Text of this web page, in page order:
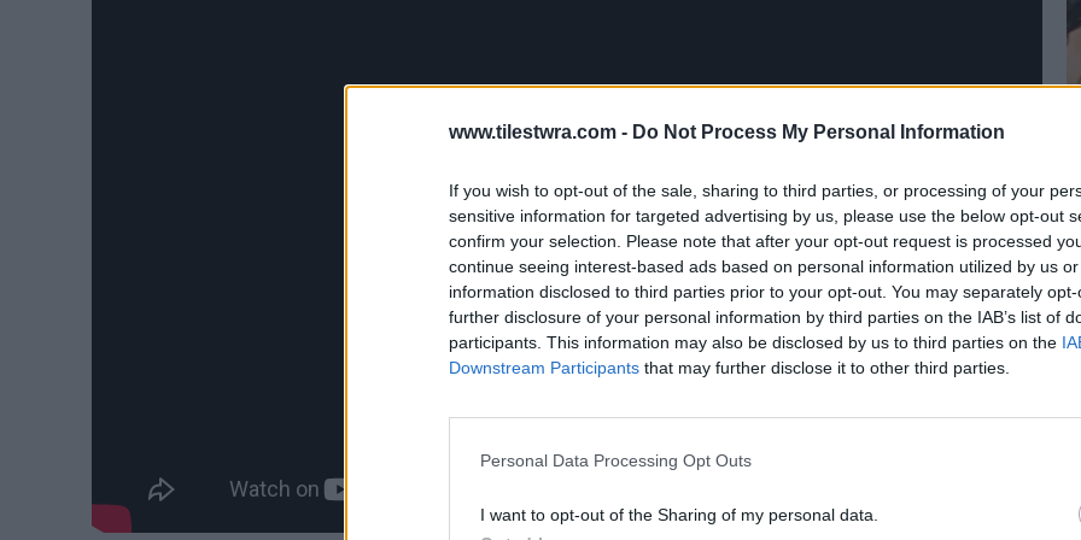
www.tilestwra.com - Do Not Process My Personal Information
If you wish to opt-out of the sale, sharing to third parties, or processing of your
sensitive information for targeted advertising by us, please use the below opt-out
confirm your selection. Please note that after your opt-out request is processed
continue seeing interest-based ads based on personal information utilized by us
information disclosed to third parties prior to your opt-out. You may separately
further disclosure of your personal information by third parties on the IAB’s list of
participants. This information may also be disclosed by us to third parties on the
Downstream Participants that may further disclose it to other third parties.
Personal Data Processing Opt Outs
I want to opt-out of the Sharing of my personal data.